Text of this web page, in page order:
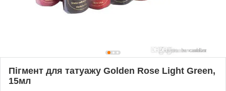
Пігмент для татуажу Golden Rose Light Green,
15мл